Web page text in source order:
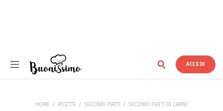
ACCEDI
HOME RICETTE SECONDI PIATTI SECONDI PIATTI DI CARNE